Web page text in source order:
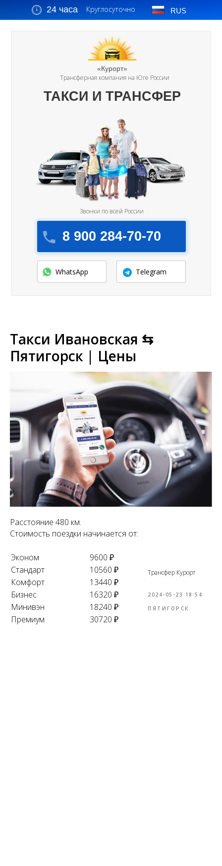
24 часа Круглосуточно RUS
«Курорт»
Трансферная компания на Юге России
8 900 284-70-70
Звонки по всей России
ТАКСИ И ТРАНСФЕР
WhatsApp Telegram
Такси Ивановская ⇆
Пятигорск | Цены
Расстояние 480 км.
Стоимость поездки начинается от:
Эконом
9600 ₽
Стандарт
10560 ₽
Комфорт
13440 ₽
Бизнес
16320 ₽
Минивэн
18240 ₽
Премиум
30720 ₽
Трансфер Курорт
2024-05-23 18:54
ПЯТИГОРСК